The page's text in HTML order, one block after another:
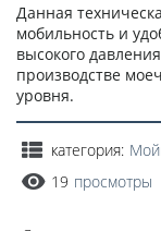
Данная
мобильность и
высокого
производстве
уровня.
категория:
19 просмотры